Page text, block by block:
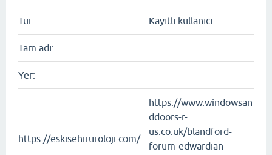
Tür: Kayıtlı kullanıcı
Tam adı:
Yer:
https://eskisehiruroloji.com/:
https://www.windowsan
ddoors-r-
us.co.uk/blandford-
forum-edwardian-